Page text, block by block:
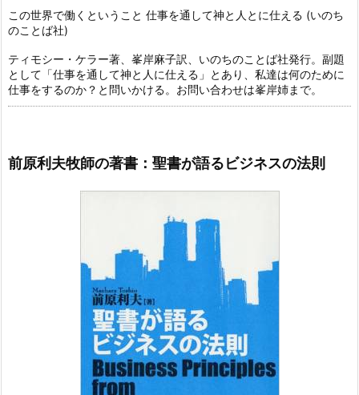
この世界で働くということ 仕事を通して神と人とに仕える (いのち
のことば社)
ティモシー・ケラー著、峯岸麻子訳、いのちのことば社発行。副題
として「仕事を通して神と人に仕える」とあり、私達は何のために
仕事をするのか？と問いかける。お問い合わせは峯岸姉まで。
前原利夫牧師の著書：聖書が語るビジネスの法則